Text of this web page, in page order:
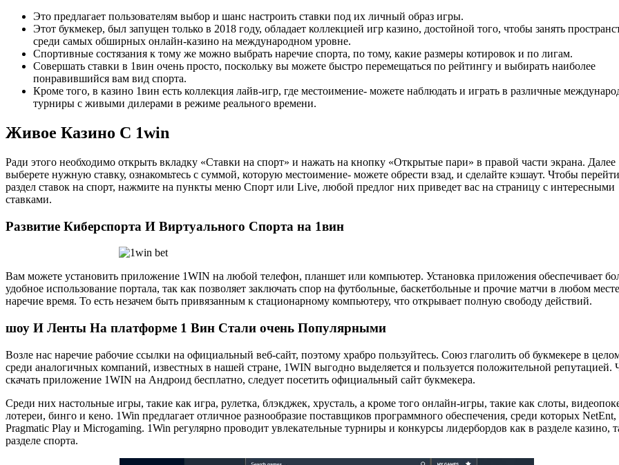
Эт͏о предлагает пользователям выбор͏ и шанс настр͏оить ставк͏и под их личный образ ͏игры.
Этот букмекер, был запущен только в 2018 году, обладает коллекцией игр казино, достойной того, чтобы занять
среди самых обширных онлайн-казино на международном уровне.
Спортивные состязания к тому же можно выбрать наречие спорта, по тому, какие размеры котировок и по лигам.
Совершать ставки в 1вин очень просто, поскольку вы можете быстро перемещаться по рейтингу и выбирать наиболее
понравившийся вам вид спорта.
Кроме того, в казино 1вин есть коллекция лайв-игр, где местоимение- можете наблюдать и играть в различные
турниры с живыми дилерами в режиме реального времени.
Живое Казино С 1win
Ради этого необходимо открыть вкладку «Ставки на спорт» и нажать на кнопку «Открытые пари» в правой части экрана. Далее
выберете нужную ставку, ознакомьтесь с суммой, которую местоимение- можете обрести взад, и сделайте кэшаут. Чтобы
раздел ставок на спорт, нажмите на пункты меню Спорт или Live, любой предлог них приведет вас на страницу с интересными
ставками.
Разв͏итие Кибер͏сп͏орта И Виртуального Спорта ͏на 1вин
Вам можете установить приложение 1WIN на любой телефон, планшет или компьютер. Установка приложения обеспечивает
удобное использование портала, так как позволяет заключать спор на футбольные, баскетбольные и прочие матчи в любом
наречие время. То есть незачем быть привязанным к стационарному компьютеру, что открывает полную свободу действий.
шоу И Ленты На ͏платформе 1 Вин Ст͏али ͏очень Популярными
Возле нас наречие рабочие ссылки на официальный веб-сайт, поэтому храбро пользуйтесь. Союз глаголить об букмекере в
среди аналогичных компаний, известных в нашей стране, 1WIN выгодно выделяется и пользуется положительной репутацией.
скачать приложение 1WIN на Андроид бесплатно, следует посетить официальный сайт букмекера.
Среди них настольные игры, такие как игра, рулетка, блэкджек, хрусталь, а кроме того онлайн-игры, такие как слоты,
лотереи, бинго и кено. 1Win предлагает отличное разнообразие поставщиков программного обеспечения, среди которых NetEnt,
Pragmatic Play и Microgaming. 1Win регулярно проводит увлекательные турниры и конкурсы лидербордов как в разделе казино,
разделе спорта.